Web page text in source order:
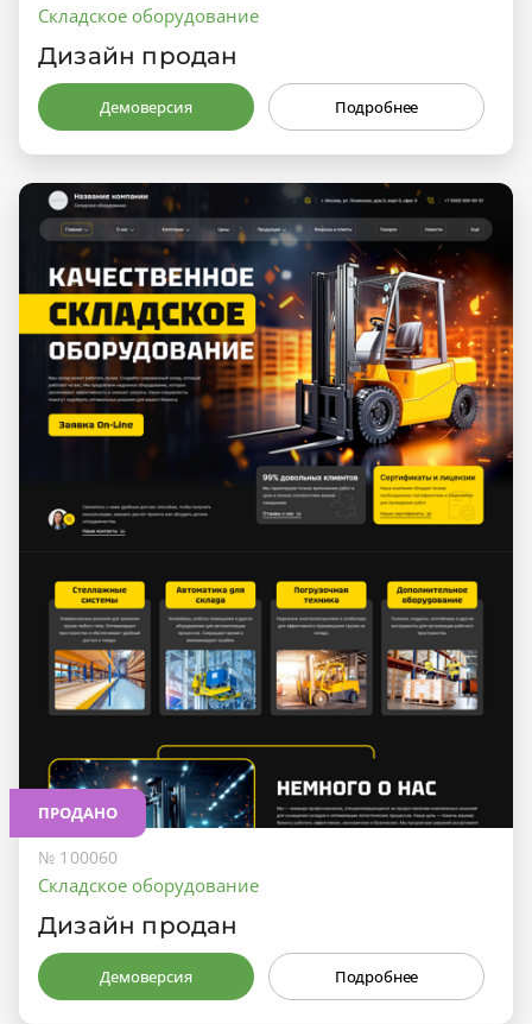
Складское оборудование
Дизайн продан
Демоверсия Подробнее
ПРОДАНО
№ 100060
Складское оборудование
Дизайн продан
Демоверсия Подробнее